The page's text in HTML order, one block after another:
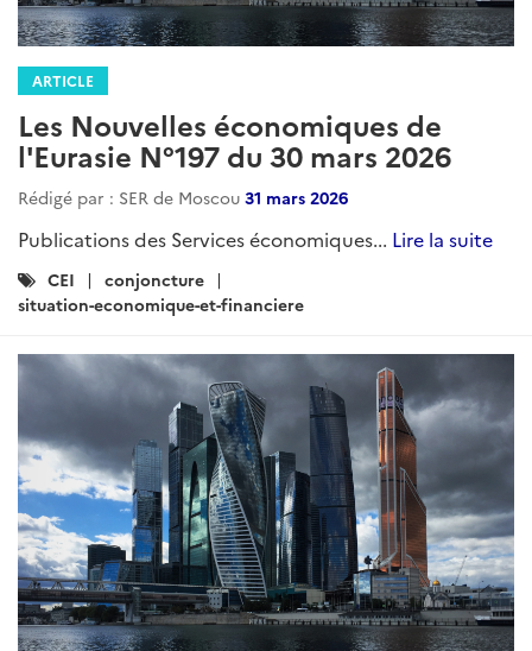
ARTICLE
Les Nouvelles économiques de
l'Eurasie N°197 du 30 mars 2026
Rédigé par : SER de Moscou 31 mars 2026
Publications des Services économiques... Lire la suite
Catégories
:
CEI
conjoncture
situation-economique-et-financiere